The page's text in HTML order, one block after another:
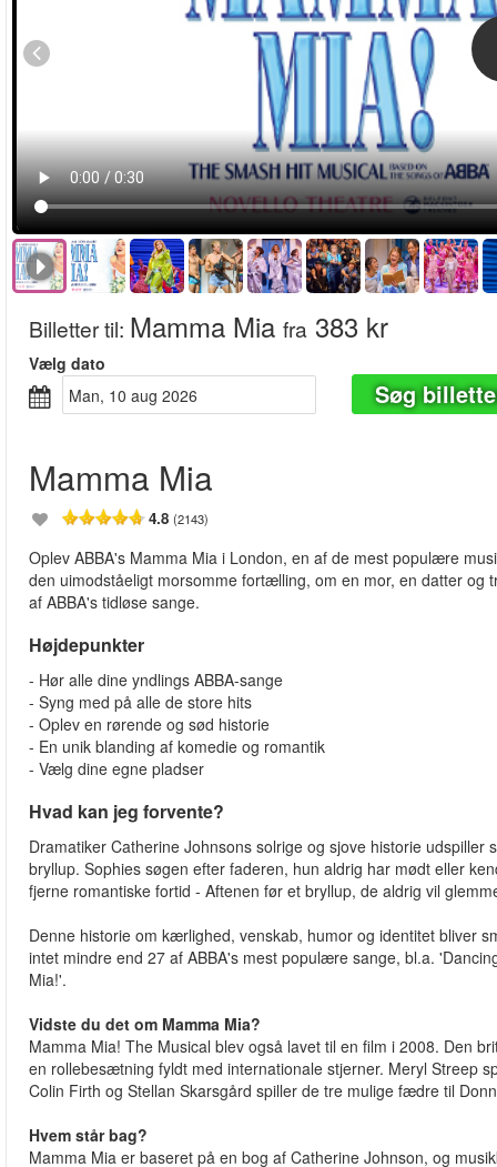
Billetter til: Mamma Mia fra 383 kr
Vælg dato
man, 10 aug 2026
Søg
Mamma Mia
4.8 (2143)
Oplev ABBA's Mamma Mia i London, en af de mest populære
den uimodståeligt morsomme fortælling, om en mor, en datter
af ABBA's tidløse sange.
Højdepunkter
- Hør alle dine yndlings ABBA-sange
- Syng med på alle de store hits
- Oplev en rørende og sød historie
- En unik blanding af komedie og romantik
- Vælg dine egne pladser
Hvad kan jeg forvente?
Dramatiker Catherine Johnsons solrige og sjove historie
bryllup. Sophies søgen efter faderen, hun aldrig har mødt eller
fjerne romantiske fortid - Aftenen før et bryllup, de aldrig vil
Denne historie om kærlighed, venskab, humor og identitet bliver
intet mindre end 27 af ABBA's mest populære sange, bl.a.
Mia!'.
Vidste du det om Mamma Mia?
Mamma Mia! The Musical blev også lavet til en film i 2008. Den
en rollebesætning fyldt med internationale stjerner. Meryl Streep
Colin Firth og Stellan Skarsgård spiller de tre mulige fædre til
Hvem står bag?
Mamma Mia er baseret på en bog af Catherine Johnson, og